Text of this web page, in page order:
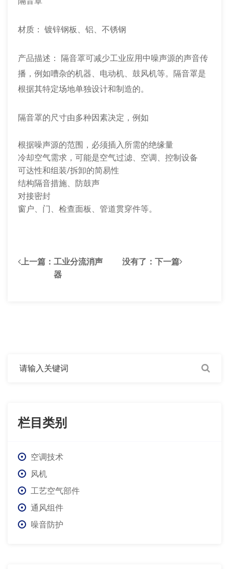
材质： 镀锌钢板、铝、不锈钢
产品描述： 隔音罩可减少工业应用中噪声源的声音传
播，例如嘈杂的机器、电动机、鼓风机等。隔音罩是
根据其特定场地单独设计和制造的。
隔音罩的尺寸由多种因素决定，例如
根据噪声源的范围，必须插入所需的绝缘量
冷却空气需求，可能是空气过滤、空调、控制设备
可达性和组装/拆卸的简易性
结构隔音措施、防鼓声
对接密封
窗户、门、检查面板、管道贯穿件等。
上一篇： 工业分流消声
器
没有了 ：下一篇
栏目类别
空调技术
风机
工艺空气部件
通风组件
噪音防护